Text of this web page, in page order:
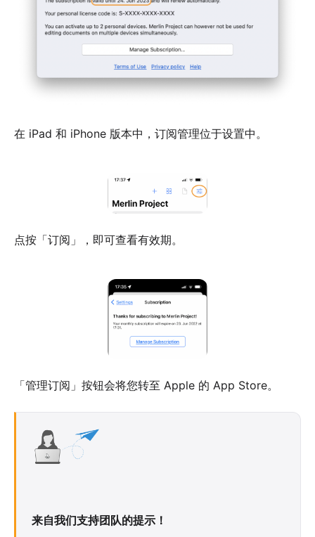
在 iPad 和 iPhone 版本中，订阅管理位于设置中。
点按「订阅」，即可查看有效期。
「管理订阅」按钮会将您转至 Apple 的 App Store。
来自我们支持团队的提示！